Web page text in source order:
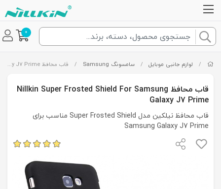
0
/ لوازم جانبی موبایل / سامسونگ Samsung / قاب محافظ Nillkin Super Frosted Shield For Samsung Galaxy J7 Prime
قاب محافظ Nillkin Super Frosted Shield For Samsung
Galaxy J7 Prime
قاب محافظ نیلکین مدل Super Frosted Shield مناسب برای
Samsung Galaxy J7 Prime